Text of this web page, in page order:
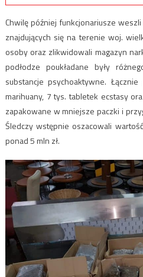
Chwilę później funkcjonariusze
znajdujących się na terenie woj.
osoby oraz zlikwidowali magazyn
podłodze poukładane były
substancje psychoaktywne.
marihuany, 7 tys. tabletek ecstasy
zapakowane w mniejsze paczki i
Śledczy wstępnie oszacowali
ponad 5 mln zł.